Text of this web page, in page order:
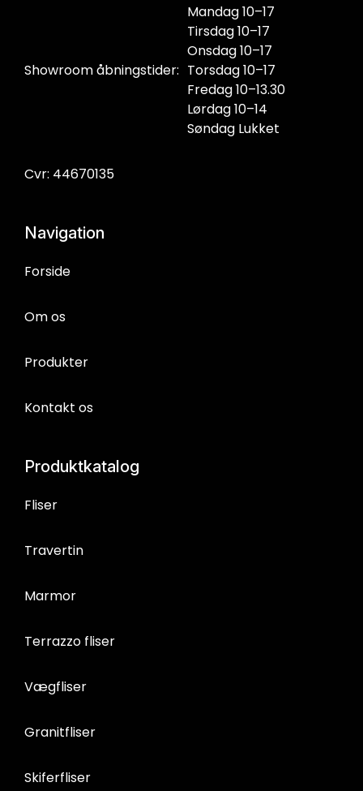
Showroom åbningstider:
Mandag 10–17
Tirsdag 10–17
Onsdag 10–17
Torsdag 10–17
Fredag 10–13.30
Lørdag 10–14
Søndag Lukket
Cvr: 44670135
Navigation
Forside
Om os
Produkter
Kontakt os
Produktkatalog
Fliser
Travertin
Marmor
Terrazzo fliser
Vægfliser
Granitfliser
Skiferfliser